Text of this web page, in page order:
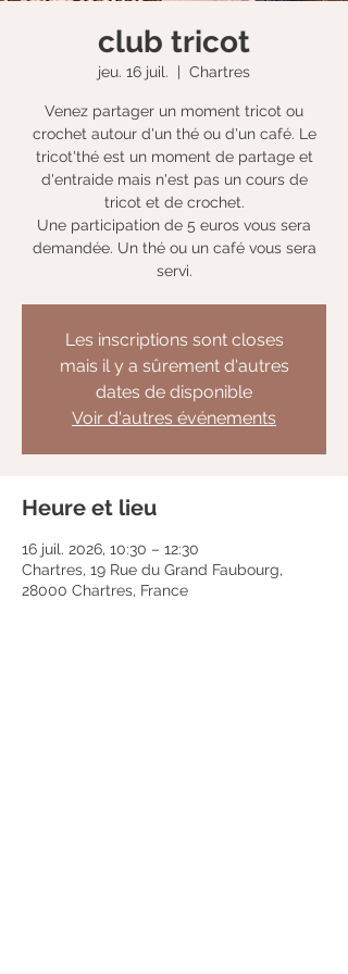
club tricot
jeu. 16 juil.
  |
Chartres
Venez partager un moment tricot ou
crochet autour d'un thé ou d'un café. Le
tricot'thé est un moment de partage et
d'entraide mais n'est pas un cours de
tricot et de crochet.
Une participation de 5 euros vous sera
demandée. Un thé ou un café vous sera
servi.
Les inscriptions sont closes
mais il y a sûrement d'autres
dates de disponible
Voir d'autres événements
Heure et lieu
16 juil. 2026, 10:30 – 12:30
Chartres, 19 Rue du Grand Faubourg,
28000 Chartres, France